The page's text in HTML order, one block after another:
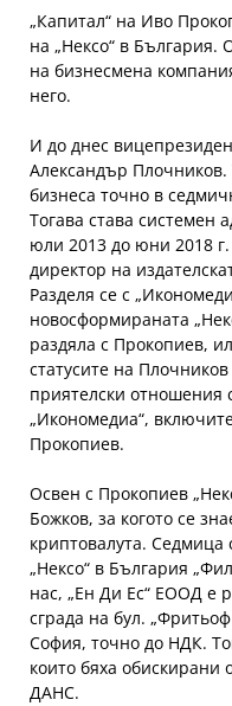
„Капитал“ на Иво
на „Нексо“ в България.
на бизнесмена
него.
И до днес
Александър
бизнеса точно в
Тогава става системен
юли 2013 до юни 2018
директор на
Разделя се с
новосформираната
раздяла с Прокопиев,
статусите на
приятелски отношения
„Икономедиа“,
Прокопиев.
Освен с Прокопиев
Божков, за когото се
криптовалута. Седмица
„Нексо“ в България
нас, „Ен Ди Ес“ ЕООД е
сграда на бул.
София, точно до НДК.
които бяха обискирани
ДАНС.